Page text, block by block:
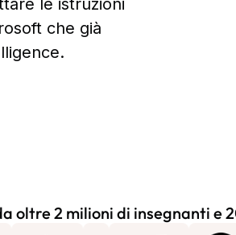
le istruzioni
che già
oltre 2 milioni di insegnanti e